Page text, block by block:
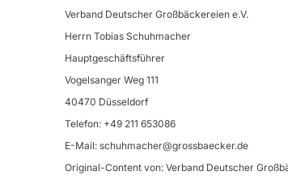
Verband Deutscher Großbäckereien e.V.
Herrn Tobias Schuhmacher
Hauptgeschäftsführer
Vogelsanger Weg 111
40470 Düsseldorf
Telefon: +49 211 653086
E-Mail: schuhmacher@grossbaecker.de
Original-Content von: Verband Deutscher